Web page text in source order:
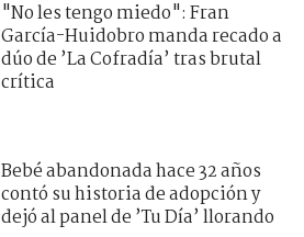
"No les tengo miedo": Fran
García-Huidobro manda recado a
dúo de ’La Cofradía’ tras brutal
crítica
Bebé abandonada hace 32 años
contó su historia de adopción y
dejó al panel de ’Tu Día’ llorando